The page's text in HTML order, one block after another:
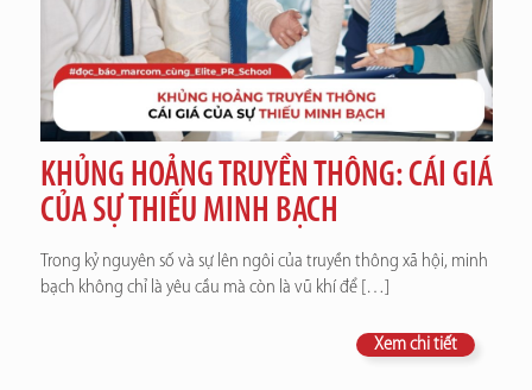
KHỦNG HOẢNG TRUYỀN THÔNG: CÁI GIÁ
CỦA SỰ THIẾU MINH BẠCH
Trong kỷ nguyên số và sự lên ngôi của truyền thông xã hội, minh
bạch không chỉ là yêu cầu mà còn là vũ khí để[…]
Xem chi tiết